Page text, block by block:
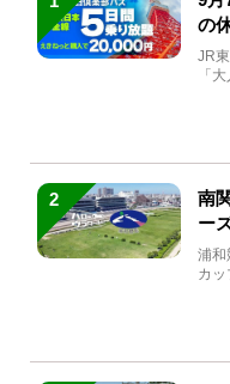
の
JR
「
2
南
ー
馬
浦和
カッ